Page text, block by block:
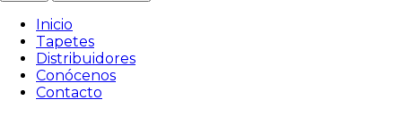
Inicio
Tapetes
Distribuidores
Conócenos
Contacto